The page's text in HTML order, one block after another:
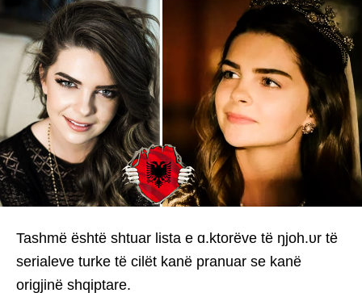
Tashmë është shtuar lista e ɑ.ktorëve të ŋjoh.υr të
serialeve turke të cilët kanë pranuar se kanë
origjinë shqiptare.